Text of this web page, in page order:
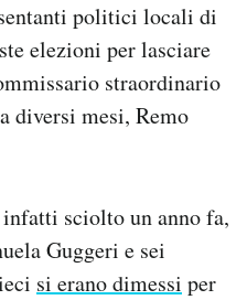
politici locali di
elezioni per lasciare
straordinario
diversi mesi, Remo
sciolto un anno fa,
Guggeri e sei
si erano dimessi per